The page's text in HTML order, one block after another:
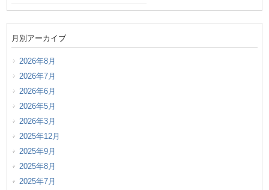
月別アーカイブ
2026年8月
2026年7月
2026年6月
2026年5月
2026年3月
2025年12月
2025年9月
2025年8月
2025年7月